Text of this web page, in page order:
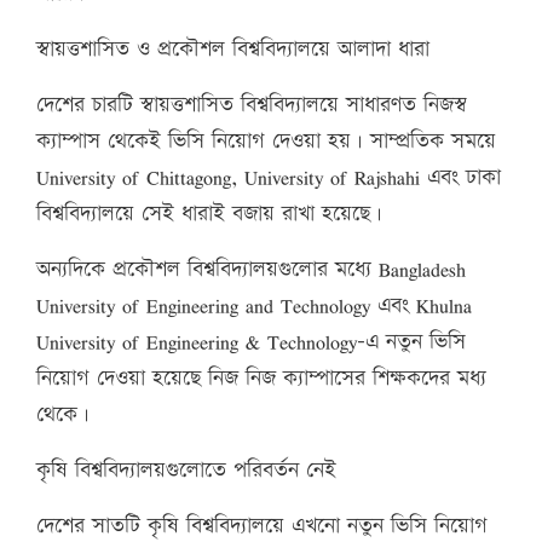
স্বায়ত্তশাসিত ও প্রকৌশল বিশ্ববিদ্যালয়ে আলাদা ধারা
দেশের চারটি স্বায়ত্তশাসিত বিশ্ববিদ্যালয়ে সাধারণত নিজস্ব
ক্যাম্পাস থেকেই ভিসি নিয়োগ দেওয়া হয়। সাম্প্রতিক সময়ে
University of Chittagong, University of Rajshahi এবং ঢাকা
বিশ্ববিদ্যালয়ে সেই ধারাই বজায় রাখা হয়েছে।
অন্যদিকে প্রকৌশল বিশ্ববিদ্যালয়গুলোর মধ্যে Bangladesh
University of Engineering and Technology এবং Khulna
University of Engineering & Technology–এ নতুন ভিসি
নিয়োগ দেওয়া হয়েছে নিজ নিজ ক্যাম্পাসের শিক্ষকদের মধ্য
থেকে।
কৃষি বিশ্ববিদ্যালয়গুলোতে পরিবর্তন নেই
দেশের সাতটি কৃষি বিশ্ববিদ্যালয়ে এখনো নতুন ভিসি নিয়োগ